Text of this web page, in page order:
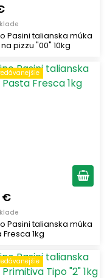
Pasini talianska múka
pizzu "00" 10kg
€
Pasini talianska múka
Fresca 1kg